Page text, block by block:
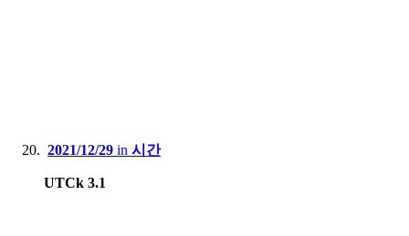
2021/12/29 in 시간
UTCk 3.1